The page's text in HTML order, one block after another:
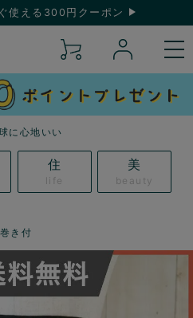
使える300円クーポン
に心地いい
住
life
美
beauty
き付